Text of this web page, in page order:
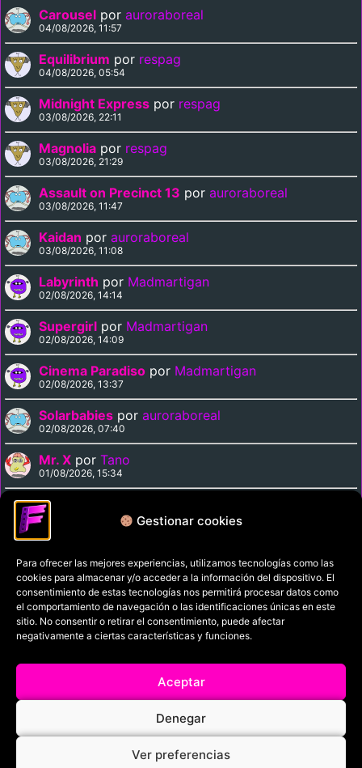
Gestionar cookies
Para ofrecer las mejores experiencias, utilizamos tecnologías como las
cookies para almacenar y/o acceder a la información del dispositivo. El
consentimiento de estas tecnologías nos permitirá procesar datos como
el comportamiento de navegación o las identificaciones únicas en este
sitio. No consentir o retirar el consentimiento, puede afectar
negativamente a ciertas características y funciones.
Aceptar
Denegar
Ver preferencias
Carousel por auroraboreal
04/08/2026, 11:57
Equilibrium por respag
04/08/2026, 05:54
Midnight Express por respag
03/08/2026, 22:11
Magnolia por respag
03/08/2026, 21:29
Assault on Precinct 13 por auroraboreal
03/08/2026, 11:47
Kaidan por auroraboreal
03/08/2026, 11:08
Labyrinth por Madmartigan
02/08/2026, 14:14
Supergirl por Madmartigan
02/08/2026, 14:09
Cinema Paradiso por Madmartigan
02/08/2026, 13:37
Solarbabies por auroraboreal
02/08/2026, 07:40
Mr. X por Tano
01/08/2026, 15:34
Medusa Against the Son of Hercules
01/08/2026, 15:15
Política de privacidad
Términos y condiciones
Política de cookies
Filmaniak (2026)